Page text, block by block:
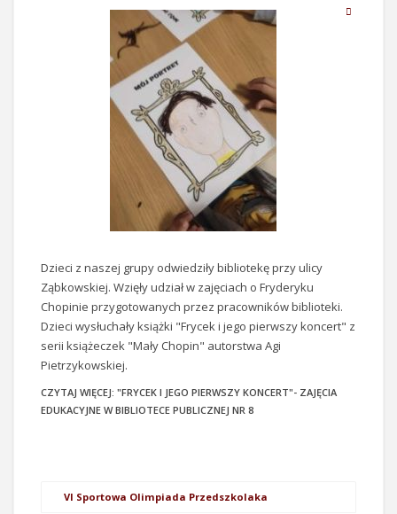
Dzieci z naszej grupy odwiedziły bibliotekę przy ulicy
Ząbkowskiej. Wzięły udział w zajęciach o Fryderyku
Chopinie przygotowanych przez pracowników biblioteki.
Dzieci wysłuchały książki "Frycek i jego pierwszy koncert" z
serii książeczek "Mały Chopin" autorstwa Agi
Pietrzykowskiej.
CZYTAJ WIĘCEJ: "FRYCEK I JEGO PIERWSZY KONCERT"- ZAJĘCIA
EDUKACYJNE W BIBLIOTECE PUBLICZNEJ NR 8
VI Sportowa Olimpiada Przedszkolaka